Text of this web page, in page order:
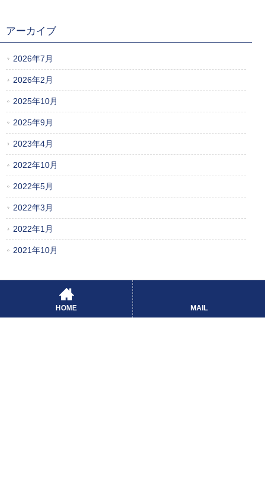
アーカイブ
2026年7月
2026年2月
2025年10月
2025年9月
2023年4月
2022年10月
2022年5月
2022年3月
2022年1月
2021年10月
HOME MAIL